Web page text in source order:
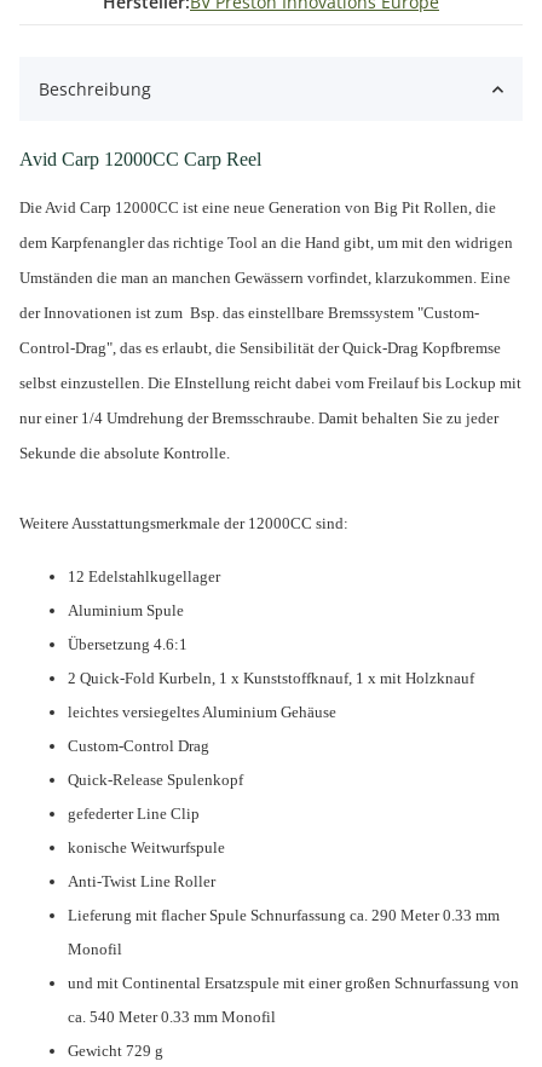
Beschreibung
Avid Carp 12000CC Carp Reel
Die Avid Carp 12000CC ist eine neue Generation von Big Pit Rollen, die
dem Karpfenangler das richtige Tool an die Hand gibt, um mit den widrigen
Umständen die man an manchen Gewässern vorfindet, klarzukommen. Eine
der Innovationen ist zum Bsp. das einstellbare Bremssystem "Custom-
Control-Drag", das es erlaubt, die Sensibilität der Quick-Drag Kopfbremse
selbst einzustellen. Die EInstellung reicht dabei vom Freilauf bis Lockup mit
nur einer 1/4 Umdrehung der Bremsschraube. Damit behalten Sie zu jeder
Sekunde die absolute Kontrolle.
Weitere Ausstattungsmerkmale der 12000CC sind:
12 Edelstahlkugellager
Aluminium Spule
Übersetzung 4.6:1
2 Quick-Fold Kurbeln, 1 x Kunststoffknauf, 1 x mit Holzknauf
leichtes versiegeltes Aluminium Gehäuse
Custom-Control Drag
Quick-Release Spulenkopf
gefederter Line Clip
konische Weitwurfspule
Anti-Twist Line Roller
Lieferung mit flacher Spule Schnurfassung ca. 290 Meter 0.33 mm
Monofil
und mit Continental Ersatzspule mit einer großen Schnurfassung von
ca. 540 Meter 0.33 mm Monofil
Gewicht 729 g